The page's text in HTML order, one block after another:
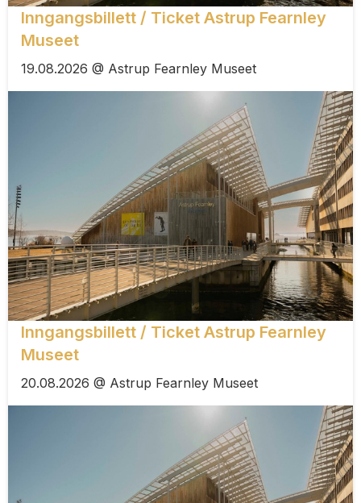
Inngangsbillett / Ticket Astrup Fearnley
Museet
19.08.2026 @ Astrup Fearnley Museet
Inngangsbillett / Ticket Astrup Fearnley
Museet
20.08.2026 @ Astrup Fearnley Museet